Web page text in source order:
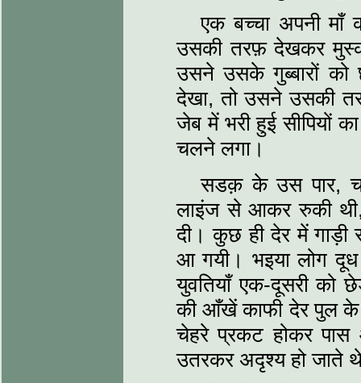
एक बच्चा अपनी
उसकी तरफ़ देखकर
उसने उसके गुब्बारों
देखा, तो उसने उसकी
जेब में भरी हुई
चलने लगा।
सडक़ के उस पार,
लाइंज से आकर रुकी
दी। कुछ ही देर में गाड़ी
आ गयी। भइया लोग
युवतियाँ एक-दूसरी को
की आँखें काफी देर पुल के
चेहरे प्रकट होकर
उतरकर अदृश्य हो जाते